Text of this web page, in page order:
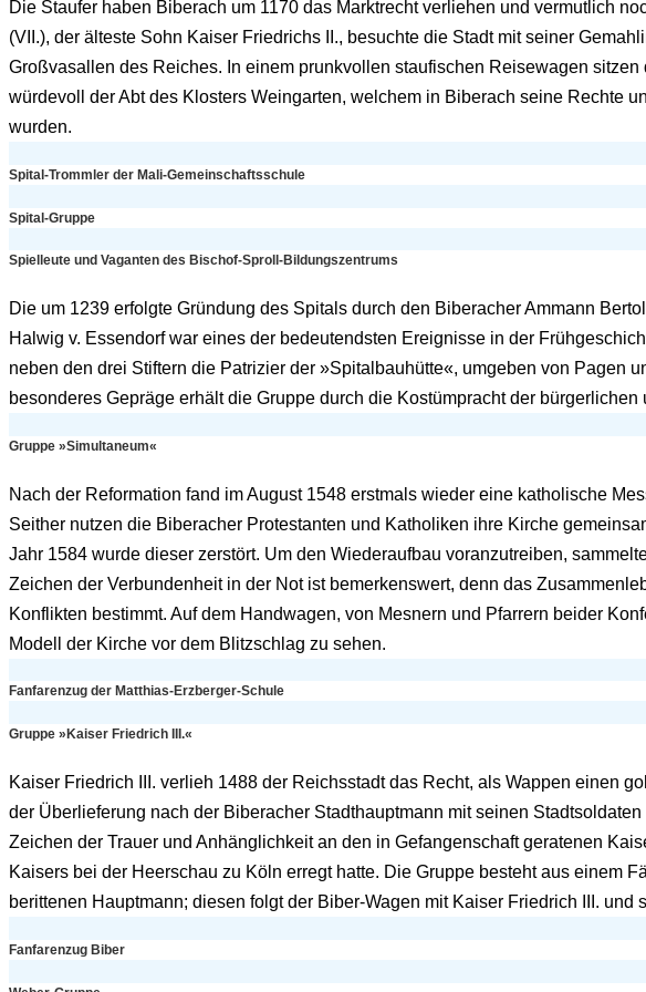
Die Staufer haben Biberach um 1170 das Marktrecht verliehen und vermutlich
(VII.), der älteste Sohn Kaiser Friedrichs II., besuchte die Stadt mit seiner
Großvasallen des Reiches. In einem prunkvollen staufischen Reisewagen
würdevoll der Abt des Klosters Weingarten, welchem in Biberach seine Rechte
wurden.
Spital-Trommler der Mali-Gemeinschaftsschule
Spital-Gruppe
Spielleute und Vaganten des Bischof-Sproll-Bildungszentrums
Die um 1239 erfolgte Gründung des Spitals durch den Biberacher Ammann
Halwig v. Essendorf war eines der bedeutendsten Ereignisse in der
neben den drei Stiftern die Patrizier der »Spitalbauhütte«, umgeben von Pagen
besonderes Gepräge erhält die Gruppe durch die Kostümpracht der bürgerlichen
Gruppe »Simultaneum«
Nach der Reformation fand im August 1548 erstmals wieder eine katholische
Seither nutzen die Biberacher Protestanten und Katholiken ihre Kirche
Jahr 1584 wurde dieser zerstört. Um den Wiederaufbau voranzutreiben,
Zeichen der Verbundenheit in der Not ist bemerkenswert, denn das
Konflikten bestimmt. Auf dem Handwagen, von Mesnern und Pfarrern beider
Modell der Kirche vor dem Blitzschlag zu sehen.
Fanfarenzug der Matthias-Erzberger-Schule
Gruppe »Kaiser Friedrich III.«
Kaiser Friedrich III. verlieh 1488 der Reichsstadt das Recht, als Wappen einen
der Überlieferung nach der Biberacher Stadthauptmann mit seinen
Zeichen der Trauer und Anhänglichkeit an den in Gefangenschaft geratenen
Kaisers bei der Heerschau zu Köln erregt hatte. Die Gruppe besteht aus einem
berittenen Hauptmann; diesen folgt der Biber-Wagen mit Kaiser Friedrich III. und
Fanfarenzug Biber